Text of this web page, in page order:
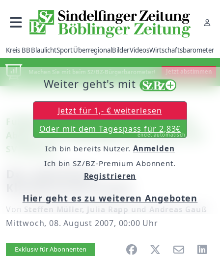
Kreis BBBlaulichtSportÜberregionalBilderVideosWirtschaftsbarometer
Machen Sie mit beim SZ/BZ-Bürgerbarometer! Jetzt abstimmen
Fußball WFV-Pokal: Zweite Runde heute
Abend / VfL Sindelfingen spielt gegen den
SV Nehren
Der plötzliche
Von Steffen Müller, Julia Rapp und Andreas Gauß
Mittwoch, 08. August 2007, 00:00 Uhr
Artikel vorlesen
Exklusiv für Abonnenten
Weiter geht's mit
Jetzt für 1,- € weiterlesen
Oder mit dem Tagespass für 2,83€
endet automatisch
Ich bin bereits Nutzer. Anmelden
Ich bin SZ/BZ-Premium Abonnent.
Registrieren
Hier geht es zu weiteren Angeboten